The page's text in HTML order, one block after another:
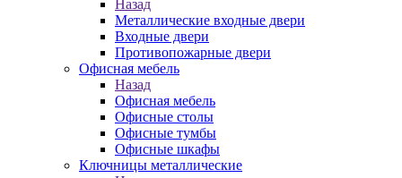
Назад
Металлические входные двери
Входные двери
Противопожарные двери
Офисная мебель
Назад
Офисная мебель
Офисные столы
Офисные тумбы
Офисные шкафы
Ключницы металлические